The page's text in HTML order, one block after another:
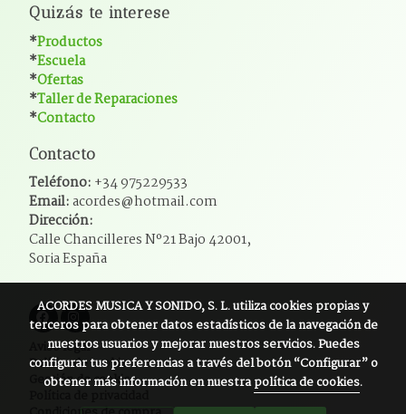
Quizás te interese
*Productos
*Escuela
*Ofertas
*Taller de Reparaciones
*Contacto
Contacto
Teléfono: +34 975229533
Email:acordes@hotmail.com
Dirección:
Calle Chancilleres Nº21 Bajo 42001,
Soria España
Aviso legal
Política de cookies
Gestión de cookies
ACORDES MUSICA Y SONIDO, S. L.utiliza cookies propias y
terceros para obtener datos estadísticos de la navegación de
nuestros usuarios y mejorar nuestros servicios. Puedes
configurar tus preferencias a través del botón “Configurar” o
obtener más información en nuestrapolítica de cookies.